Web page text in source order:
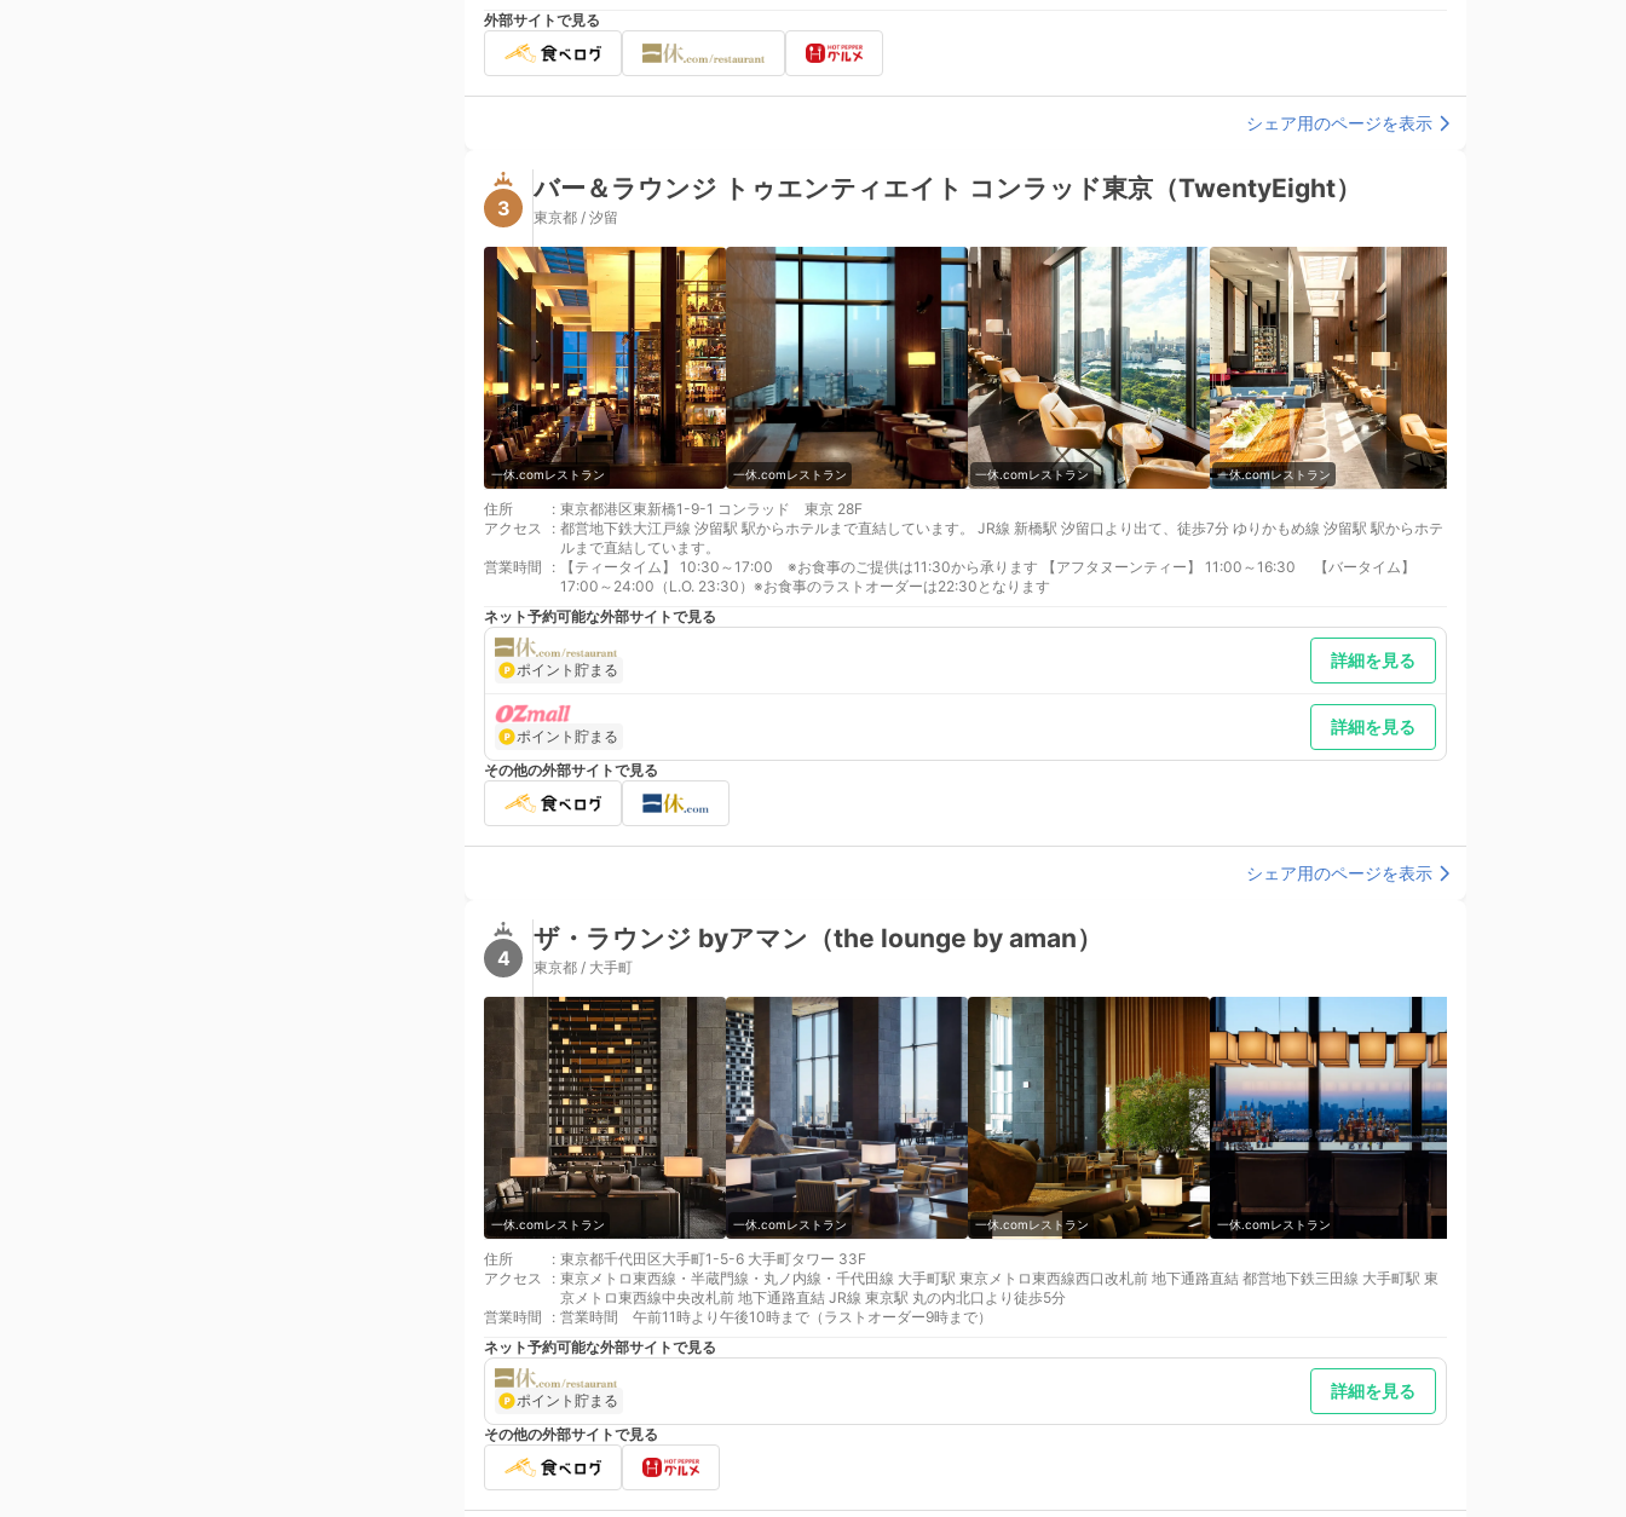
外部サイトで見る
シェア用のページを表示
3
バー＆ラウンジ トゥエンティエイト コンラッド東京（TwentyEight）
東京都 / 汐留
一休.comレストラン 一休.comレストラン 一休.comレストラン 一休.comレストラン
住所 : 東京都港区東新橋1-9-1 コンラッド 東京 28F
アクセス
: 都営地下鉄大江戸線 汐留駅 駅からホテルまで直結しています。 JR線 新橋駅 汐留口より出て、徒歩7分 ゆりかもめ線 汐留駅 駅からホテ
ルまで直結しています。
営業時間
:
【ティータイム】 10:30～17:00 ※お食事のご提供は11:30から承ります 【アフタヌーンティー】 11:00～16:30 【バータイム】
17:00～24:00（L.O. 23:30）※お食事のラストオーダーは22:30となります
ネット予約可能な外部サイトで見る
ポイント貯まる 詳細を見る
ポイント貯まる 詳細を見る
その他の外部サイトで見る
シェア用のページを表示
4
ザ・ラウンジ byアマン（the lounge by aman）
東京都 / 大手町
一休.comレストラン 一休.comレストラン 一休.comレストラン 一休.comレストラン
住所 : 東京都千代田区大手町1-5-6 大手町タワー 33F
アクセス
: 東京メトロ東西線・半蔵門線・丸ノ内線・千代田線 大手町駅 東京メトロ東西線西口改札前 地下通路直結 都営地下鉄三田線 大手町駅 東
京メトロ東西線中央改札前 地下通路直結 JR線 東京駅 丸の内北口より徒歩5分
営業時間
: 営業時間 午前11時より午後10時まで（ラストオーダー9時まで）
ネット予約可能な外部サイトで見る
ポイント貯まる 詳細を見る
その他の外部サイトで見る